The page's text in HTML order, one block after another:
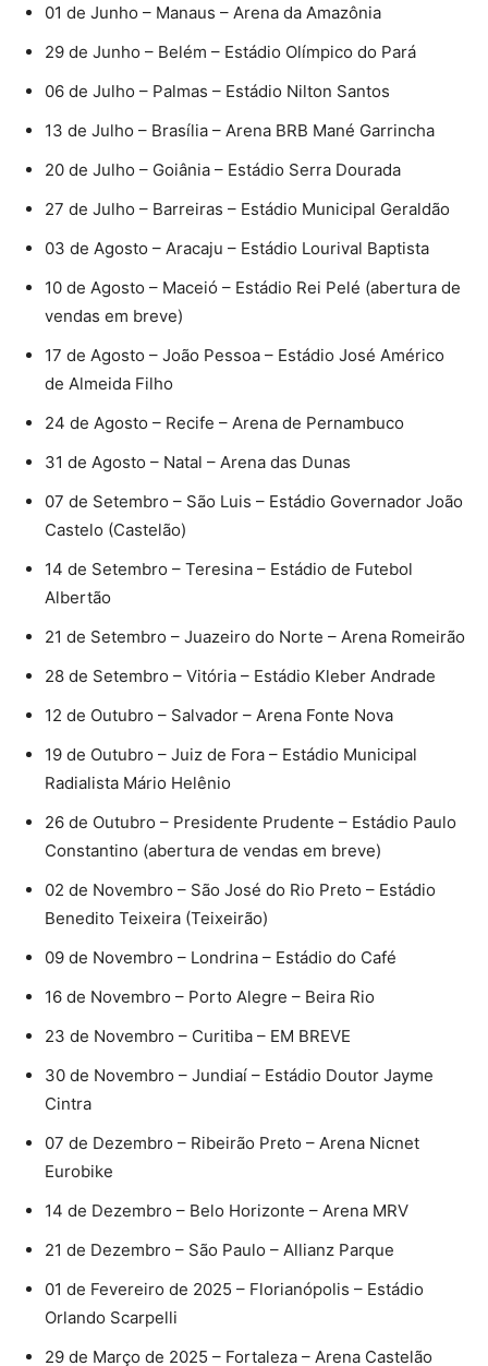
01 de Junho – Manaus – Arena da Amazônia
29 de Junho – Belém – Estádio Olímpico do Pará
06 de Julho – Palmas – Estádio Nilton Santos
13 de Julho – Brasília – Arena BRB Mané Garrincha
20 de Julho – Goiânia – Estádio Serra Dourada
27 de Julho – Barreiras – Estádio Municipal Geraldão
03 de Agosto – Aracaju – Estádio Lourival Baptista
10 de Agosto – Maceió – Estádio Rei Pelé (abertura de
vendas em breve)
17 de Agosto – João Pessoa – Estádio José Américo
de Almeida Filho
24 de Agosto – Recife – Arena de Pernambuco
31 de Agosto – Natal – Arena das Dunas
07 de Setembro – São Luis – Estádio Governador João
Castelo (Castelão)
14 de Setembro – Teresina – Estádio de Futebol
Albertão
21 de Setembro – Juazeiro do Norte – Arena Romeirão
28 de Setembro – Vitória – Estádio Kleber Andrade
12 de Outubro – Salvador – Arena Fonte Nova
19 de Outubro – Juiz de Fora – Estádio Municipal
Radialista Mário Helênio
26 de Outubro – Presidente Prudente – Estádio Paulo
Constantino (abertura de vendas em breve)
02 de Novembro – São José do Rio Preto – Estádio
Benedito Teixeira (Teixeirão)
09 de Novembro – Londrina – Estádio do Café
16 de Novembro – Porto Alegre – Beira Rio
23 de Novembro – Curitiba – EM BREVE
30 de Novembro – Jundiaí – Estádio Doutor Jayme
Cintra
07 de Dezembro – Ribeirão Preto – Arena Nicnet
Eurobike
14 de Dezembro – Belo Horizonte – Arena MRV
21 de Dezembro – São Paulo – Allianz Parque
01 de Fevereiro de 2025 – Florianópolis – Estádio
Orlando Scarpelli
29 de Março de 2025 – Fortaleza – Arena Castelão